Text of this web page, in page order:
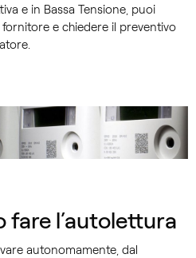
e in Bassa Tensione, puoi
e chiedere il preventivo
fare l’autolettura
autonomamente, dal